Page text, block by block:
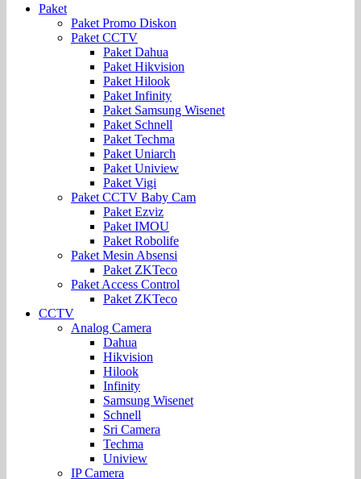
Paket
Paket Promo Diskon
Paket CCTV
Paket Dahua
Paket Hikvision
Paket Hilook
Paket Infinity
Paket Samsung Wisenet
Paket Schnell
Paket Techma
Paket Uniarch
Paket Uniview
Paket Vigi
Paket CCTV Baby Cam
Paket Ezviz
Paket IMOU
Paket Robolife
Paket Mesin Absensi
Paket ZKTeco
Paket Access Control
Paket ZKTeco
CCTV
Analog Camera
Dahua
Hikvision
Hilook
Infinity
Samsung Wisenet
Schnell
Sri Camera
Techma
Uniview
IP Camera